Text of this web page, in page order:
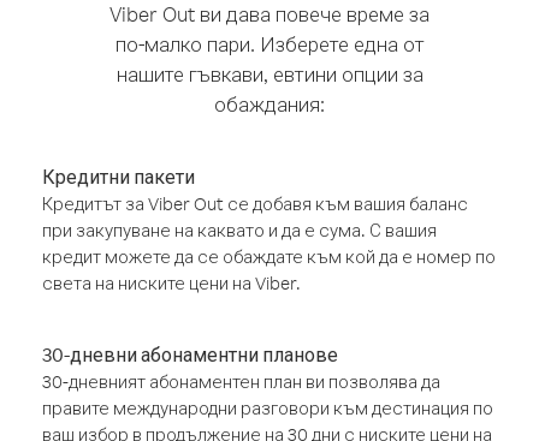
Viber Out ви дава повече време за
по-малко пари. Изберете една от
нашите гъвкави, евтини опции за
обаждания:
Кредитни пакети
Кредитът за Viber Out се добавя към вашия баланс
при закупуване на каквато и да е сума. С вашия
кредит можете да се обаждате към кой да е номер по
света на ниските цени на Viber.
30-дневни абонаментни планове
30-дневният абонаментен план ви позволява да
правите международни разговори към дестинация по
ваш избор в продължение на 30 дни с ниските цени на